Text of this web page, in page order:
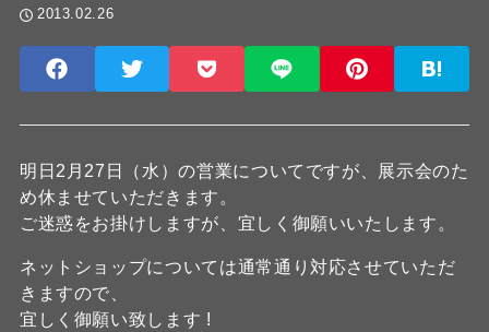
2013.02.26
明日2月27日（水）の営業についてですが、展示会のた
め休ませていただきます。
ご迷惑をお掛けしますが、宜しく御願いいたします。
ネットショップについては通常通り対応させていただ
きますので、
宜しく御願い致します !